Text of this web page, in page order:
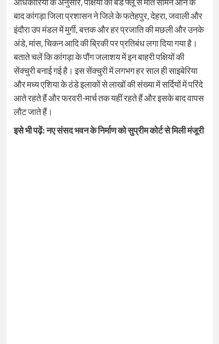
बाद कांगड़ा जिला प्रशासन ने जिले के फतेहपुर, देहरा, जवाली और
इंदौरा उप मंडल में मुर्गी, बत्तक और हर प्रजाति की मछली और उनके
अंडे, मांस, चि​कन आदि की ब्रिकी पर प्रतिबंध लगा दिया गया है।
बताते चलें कि कांगड़ा के पौंग जलाशय में इन बाहरी पक्षियों की
सेंक्चुरी बनाई गई है। इस सेंक्चुरी में लगभग हर साल ही साइबेरिया
और मध्य एशिया के ठंडे इलाकों से लाखों की संख्या में सर्दियों में परिंदे
आते रहते हैं और फरवरी-मार्च तक यहीं रहते हैं और इसके बाद वापस
लौट जाते हैं।
इसे भी पढ़ें:नए संसद भवन के निर्माण को सुप्रीम कोर्ट से मिली मंजूरी